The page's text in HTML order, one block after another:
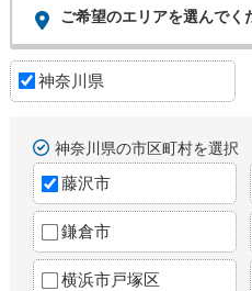
ご希望のエリアを選んでく
神奈川県
神奈川県の市区町村を選択
藤沢市
鎌倉市
横浜市戸塚区